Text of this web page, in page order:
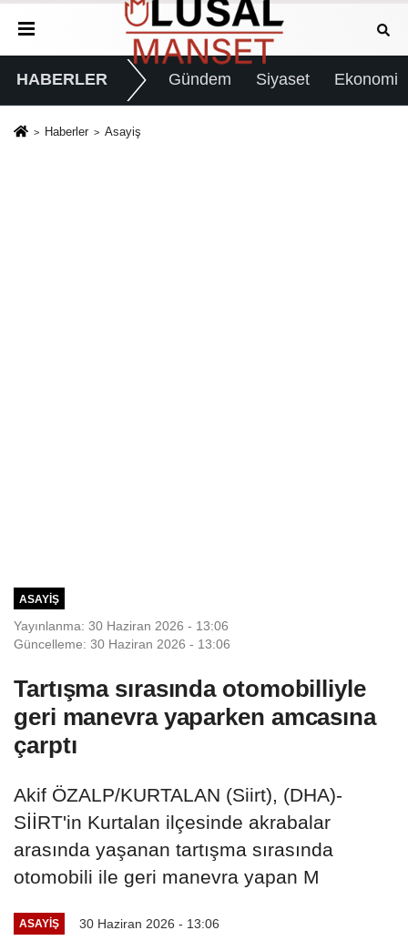
HABERLER Gündem Siyaset Ekonomi
Haberler Asayiş
ASAYIŞ
Yayınlanma: 30 Haziran 2026 - 13:06
Güncelleme: 30 Haziran 2026 - 13:06
Tartışma sırasında otomobilliyle
geri manevra yaparken amcasına
çarptı
Akif ÖZALP/KURTALAN (Siirt), (DHA)-
SİİRT'in Kurtalan ilçesinde akrabalar
arasında yaşanan tartışma sırasında
otomobili ile geri manevra yapan M
ASAYIŞ 30 Haziran 2026 - 13:06